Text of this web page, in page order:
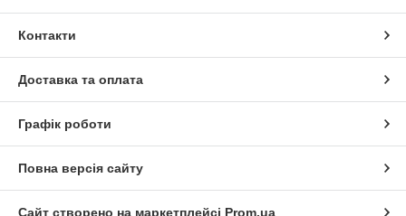
Контакти
Доставка та оплата
Графік роботи
Повна версія сайту
Сайт створено на маркетплейсі Prom.ua